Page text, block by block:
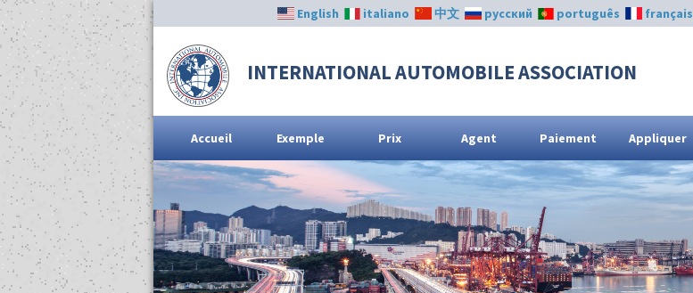
INTERNATIONAL AUTOMOBILE ASSOCIATION
English italiano 中文 русский português français
Accueil Exemple Prix Agent Paiement Appliquer